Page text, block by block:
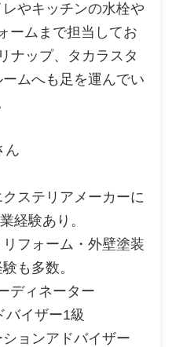
やキッチンの水栓や
ームまで担当してお
ナップ、タカラスタ
ムへも足を運んでい
ん
ステリアメーカーに
経験あり。
フォーム・外壁塗装
も多数。
ディネーター
バイザー1級
ョンアドバイザー